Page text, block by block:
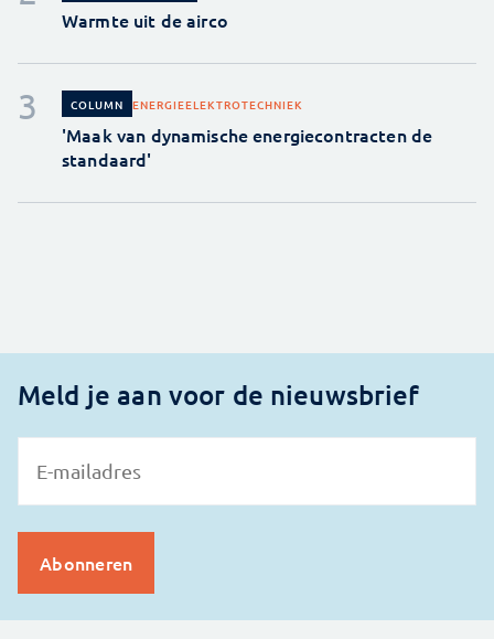
Warmte uit de airco
COLUMN ENERGIEELEKTROTECHNIEK
'Maak van dynamische energiecontracten de
standaard'
Meld je aan voor de nieuwsbrief